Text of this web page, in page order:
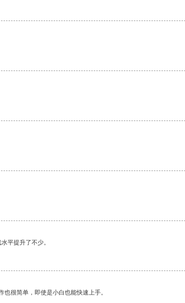
平提升了不少。
很简单，即使是小白也能快速上手。